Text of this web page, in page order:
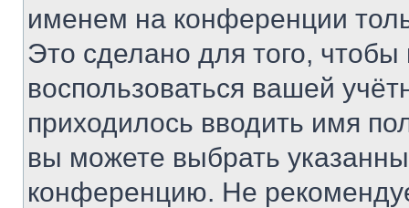
именем на конференции
Это сделано для того, чтобы
воспользоваться вашей
приходилось вводить имя
вы можете выбрать
конференцию. Не